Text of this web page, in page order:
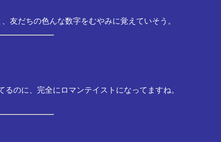
友だちの色んな数字をむやみに覚えていそう。
のに、完全にロマンテイストになってますね。